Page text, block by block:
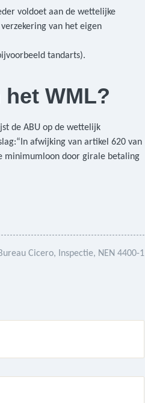
voldoet aan de wettelijke
van het eigen
tandarts).
WML?
de ABU op de wettelijk
afwijking van artikel 620 van
minimumloon door girale betaling
Cicero Inspectie NEN 4400-1